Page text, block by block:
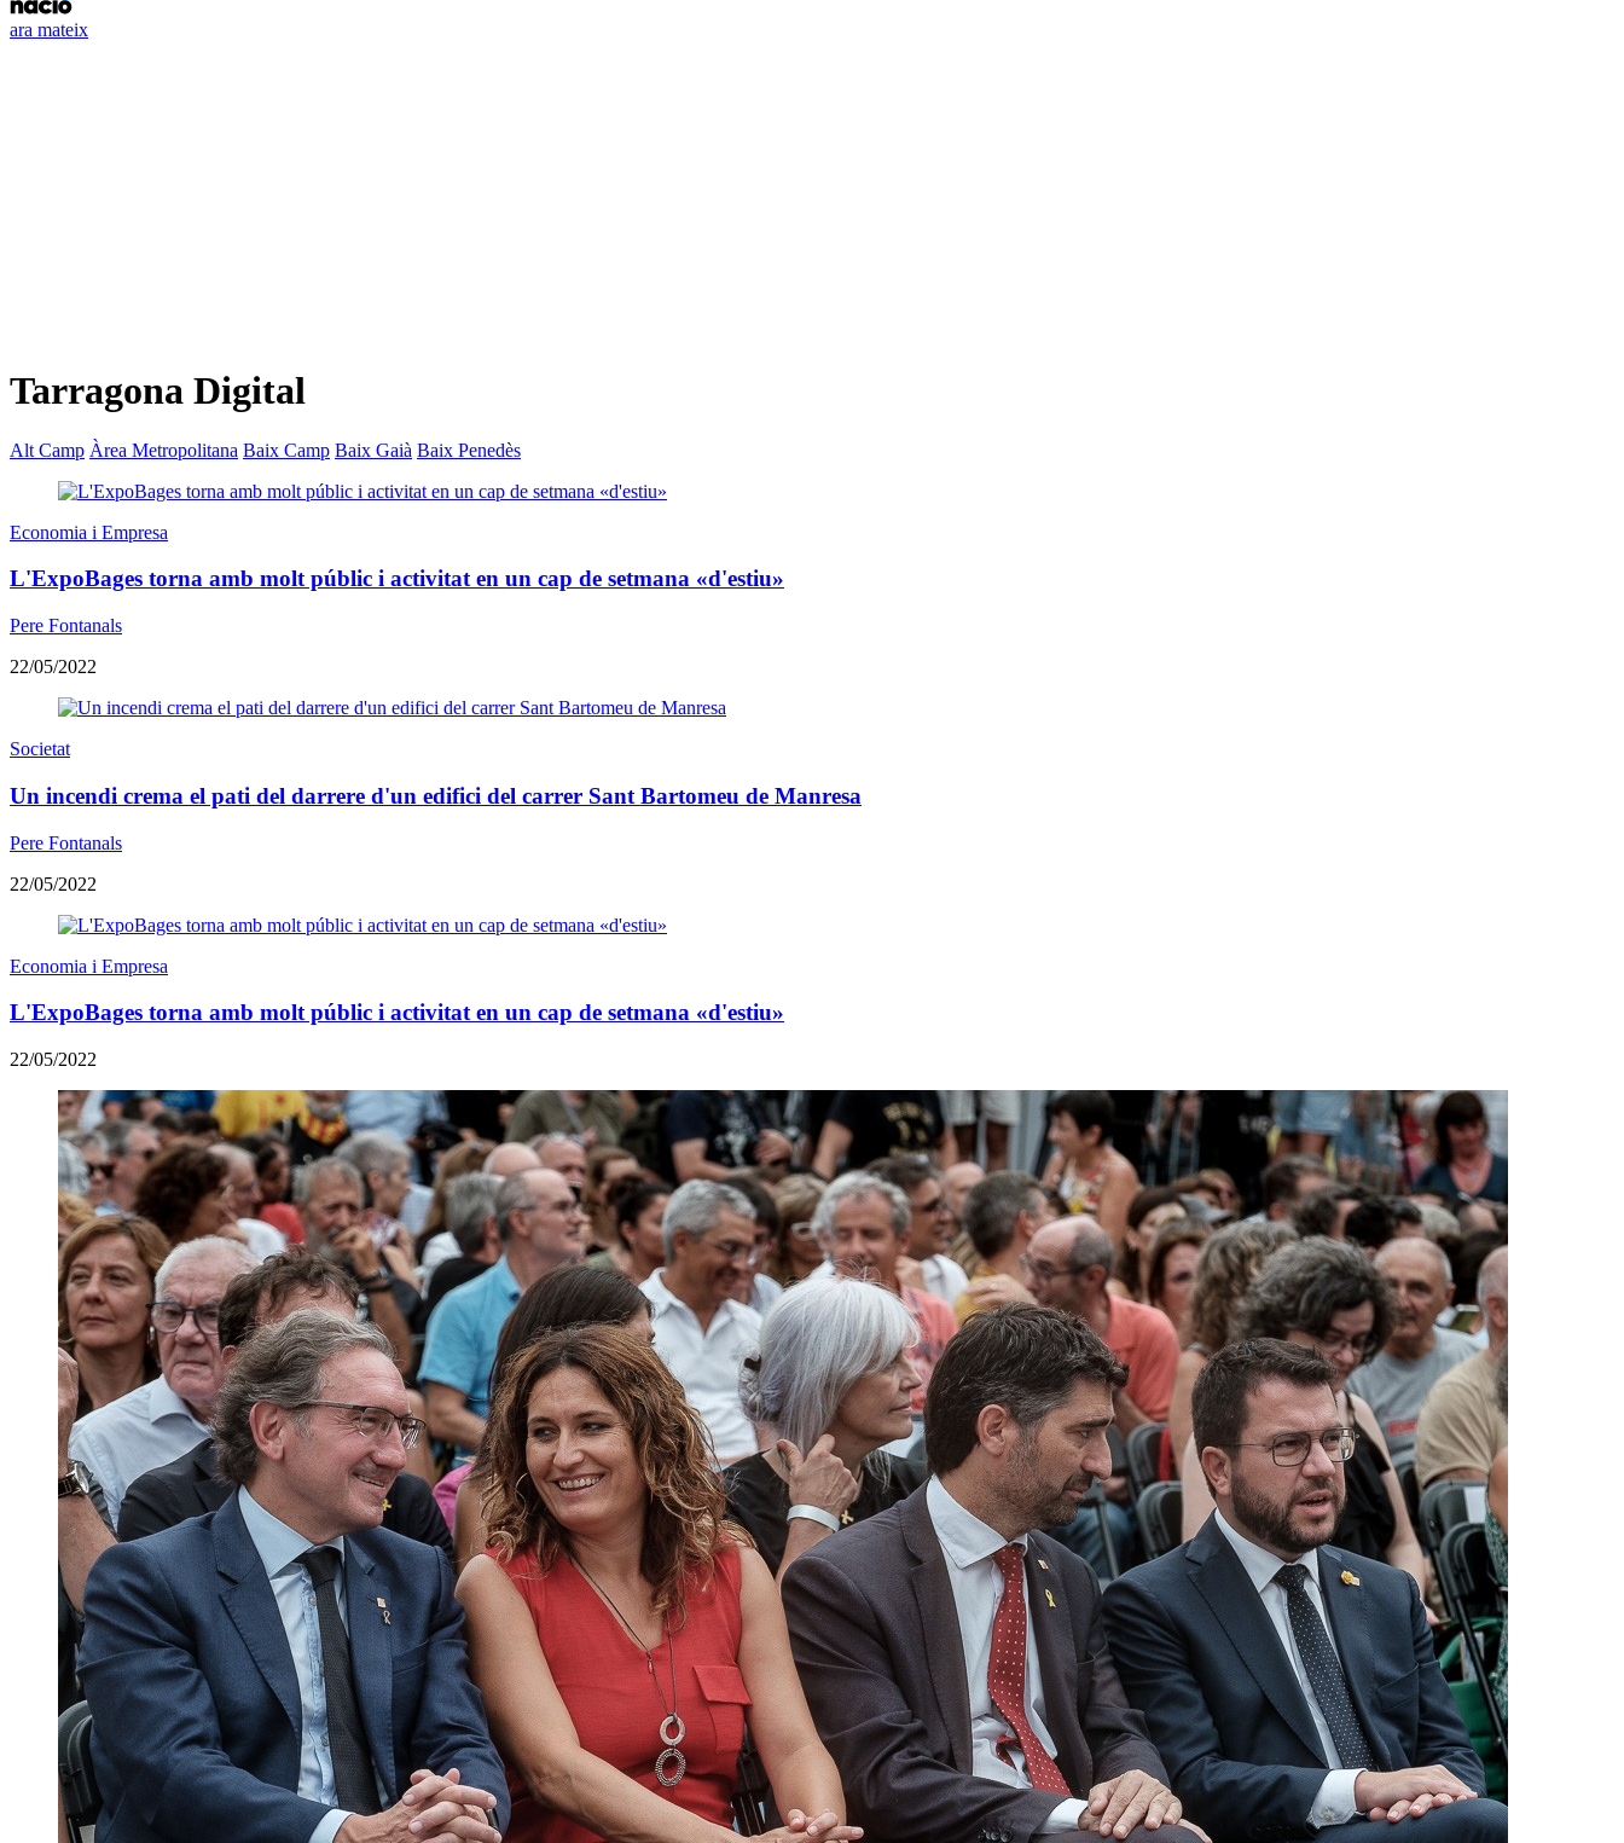
ara mateix
Tarragona Digital
Alt Camp Àrea Metropolitana Baix Camp Baix Gaià Baix Penedès
Economia i Empresa
L'ExpoBages torna amb molt públic i activitat en un cap de setmana «d'estiu»
Pere Fontanals
22/05/2022
Societat
Un incendi crema el pati del darrere d'un edifici del carrer Sant Bartomeu de Manresa
Pere Fontanals
22/05/2022
Economia i Empresa
L'ExpoBages torna amb molt públic i activitat en un cap de setmana «d'estiu»
22/05/2022